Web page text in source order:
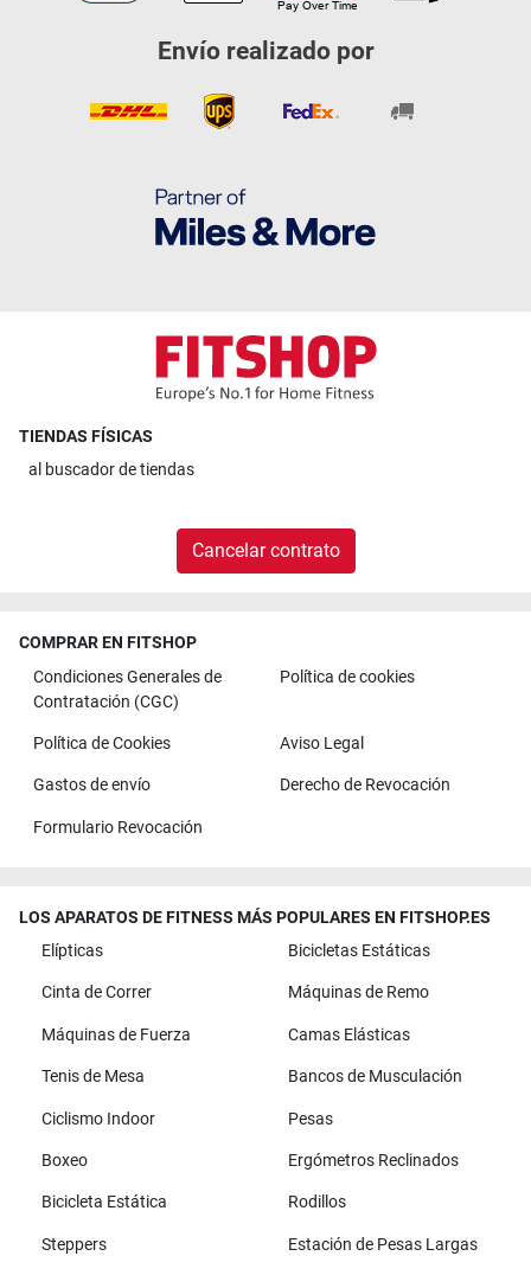
Envío realizado por
TIENDAS FÍSICAS
al buscador de tiendas
Cancelar contrato
COMPRAR EN FITSHOP
Condiciones Generales de
Contratación (CGC)
Política de cookies
Política de Cookies Aviso Legal
Gastos de envío Derecho de Revocación
Formulario Revocación
LOS APARATOS DE FITNESS MÁS POPULARES EN FITSHOP.ES
Elípticas
Bicicletas Estáticas
Cinta de Correr Máquinas de Remo
Máquinas de Fuerza Camas Elásticas
Tenis de Mesa Bancos de Musculación
Ciclismo Indoor Pesas
Boxeo Ergómetros Reclinados
Bicicleta Estática Rodillos
Steppers Estación de Pesas Largas